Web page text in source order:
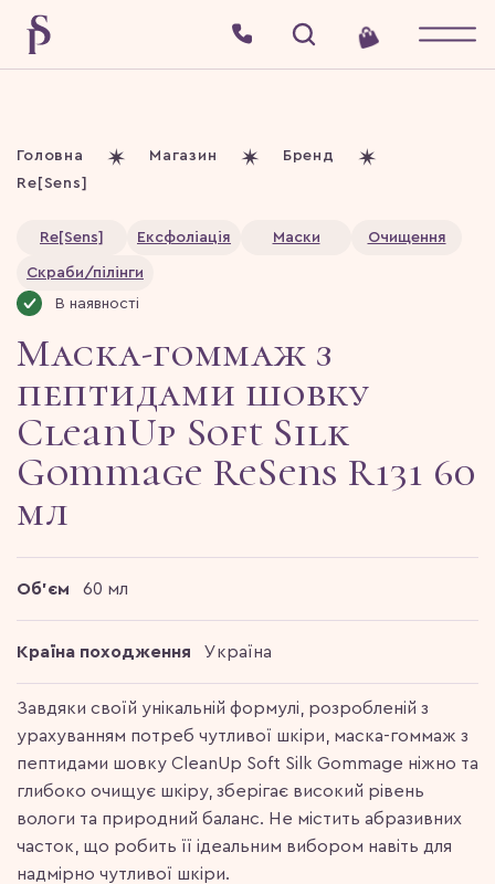
Головна Магазин
Бренд
Re[Sens]
Re[Sens] Ексфоліація Маски Очищення
Скраби/пілінги
В наявності
Маска-гоммаж з
пептидами шовку
CleanUp Soft Silk
Gommage ReSens R131 60
мл
Об'єм 60 мл
Країна походження Україна
Завдяки своїй унікальній формулі, розробленій з
урахуванням потреб чутливої шкіри, маска-гоммаж з
пептидами шовку CleanUp Soft Silk Gommage ніжно та
глибоко очищує шкіру, зберігає високий рівень
вологи та природний баланс. Не містить абразивних
часток, що робить її ідеальним вибором навіть для
надмірно чутливої шкіри.